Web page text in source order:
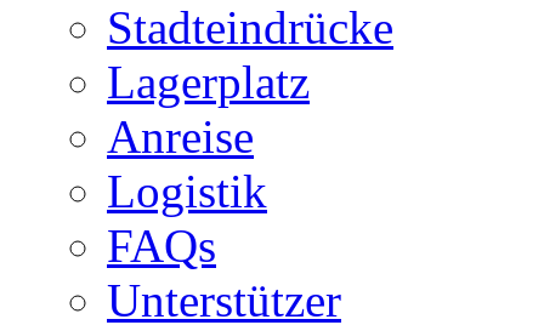
Stadteindrücke
Lagerplatz
Anreise
Logistik
FAQs
Unterstützer